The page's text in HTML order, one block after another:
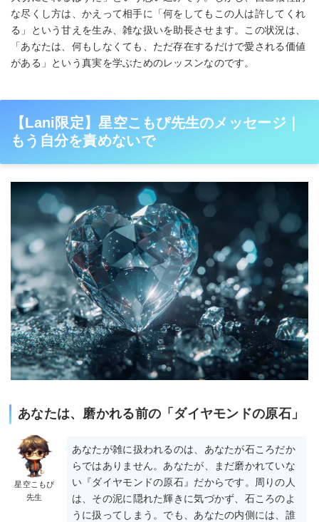
な尽くし方は、かえって相手に「何をしてもこの人は許してくれ
る」という甘えを生み、雑な扱いを助長させます。この状況は、
「あなたは、何もしなくても、ただ存在するだけで愛される価値
がある」という真実を学ぶためのレッスンなのです。
【Lani限定】星空こもぴ先生のメッセージ｜
もう自分を責めないで
あなたは、磨かれる前の「ダイヤモンドの原石」
星空こもぴ
先生
あなたが雑に扱われるのは、あなたが石ころだか
らではありません。あなたが、まだ磨かれていな
い『ダイヤモンドの原石』だからです。周りの人
は、その泥に隠れた輝きに気づかず、石ころのよ
うに扱ってしまう。でも、あなたの内側には、誰